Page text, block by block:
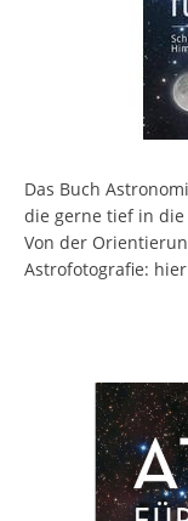
Das Buch
die gerne tief in
Von der
Astrofotografie: